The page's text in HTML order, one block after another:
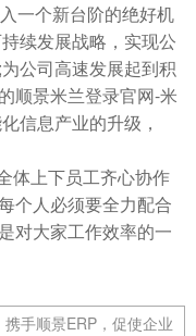
一个新台阶的绝好机
续发展战略，实现公
公司高速发展起到积
顺景米兰登录官网-米
信息产业的升级，
上下员工齐心协作
个人必须要全力配合
对大家工作效率的一
手顺景ERP，促使企业